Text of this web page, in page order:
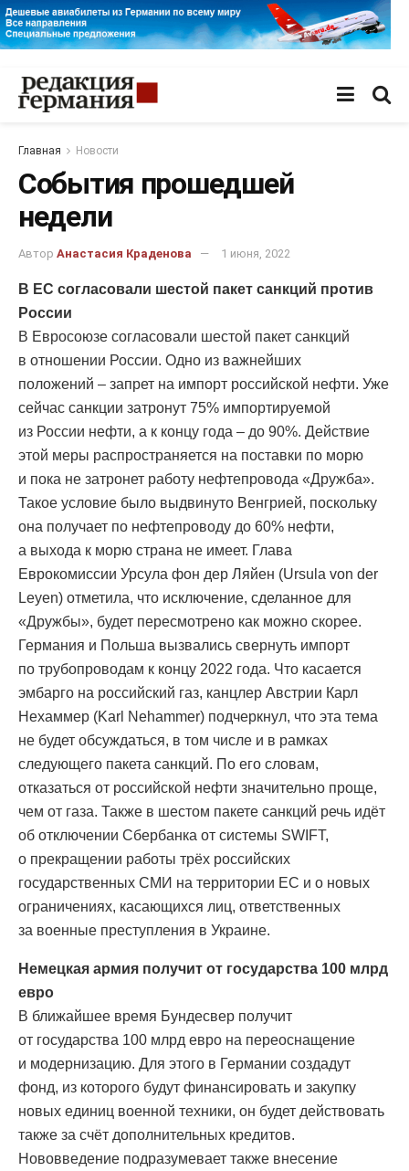
Главная Новости
События прошедшей
недели
Автор Анастасия Краденова 1 июня, 2022
В ЕС согласовали шестой пакет санкций против
России
В Евросоюзе согласовали шестой пакет санкций
в отношении России. Одно из важнейших
положений – запрет на импорт российской нефти. Уже
сейчас санкции затронут 75% импортируемой
из России нефти, а к концу года – до 90%. Действие
этой меры распространяется на поставки по морю
и пока не затронет работу нефтепровода «Дружба».
Такое условие было выдвинуто Венгрией, поскольку
она получает по нефтепроводу до 60% нефти,
а выхода к морю страна не имеет. Глава
Еврокомиссии Урсула фон дер Ляйен (Ursula von der
Leyen) отметила, что исключение, сделанное для
«Дружбы», будет пересмотрено как можно скорее.
Германия и Польша вызвались свернуть импорт
по трубопроводам к концу 2022 года. Что касается
эмбарго на российский газ, канцлер Австрии Карл
Нехаммер (Karl Nehammer) подчеркнул, что эта тема
не будет обсуждаться, в том числе и в рамках
следующего пакета санкций. По его словам,
отказаться от российской нефти значительно проще,
чем от газа. Также в шестом пакете санкций речь идёт
об отключении Сбербанка от системы SWIFT,
о прекращении работы трёх российских
государственных СМИ на территории ЕС и о новых
ограничениях, касающихся лиц, ответственных
за военные преступления в Украине.
Немецкая армия получит от государства 100 млрд
евро
В ближайшее время Бундесвер получит
от государства 100 млрд евро на переоснащение
и модернизацию. Для этого в Германии создадут
фонд, из которого будут финансировать и закупку
новых единиц военной техники, он будет действовать
также за счёт дополнительных кредитов.
Нововведение подразумевает также внесение